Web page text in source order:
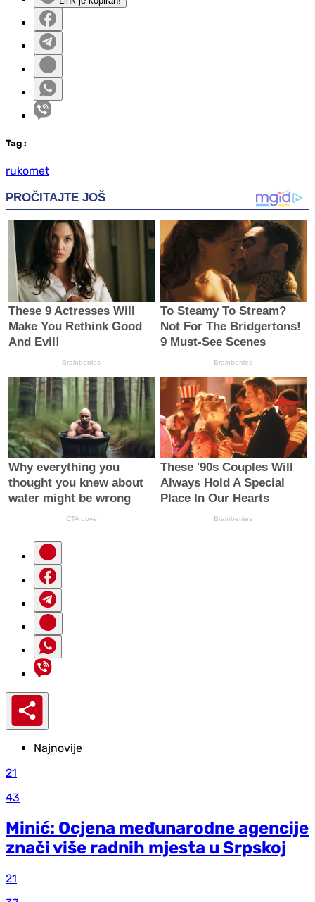
Tag :
rukomet
Najnovije
21
43
Minić: Ocjena međunarodne agencije
znači više radnih mjesta u Srpskoj
21